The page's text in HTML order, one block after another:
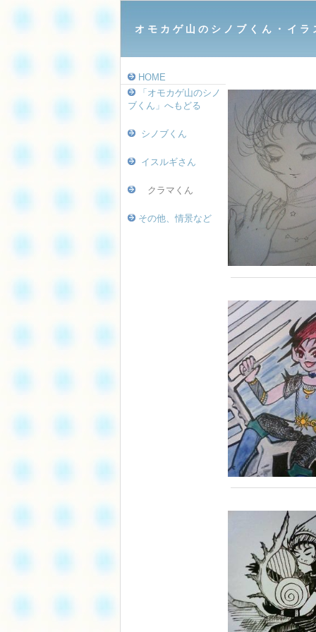
オ モ カ ゲ 山 の シ ノ ブ く ん ・ イ ラ
HOME
「オモカゲ山のシノ
ブくん」へもどる
シノブくん
イスルギさん
クラマくん
その他、情景など